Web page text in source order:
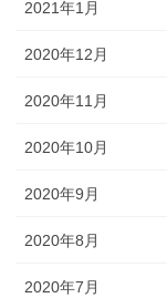
2021年1月
2020年12月
2020年11月
2020年10月
2020年9月
2020年8月
2020年7月